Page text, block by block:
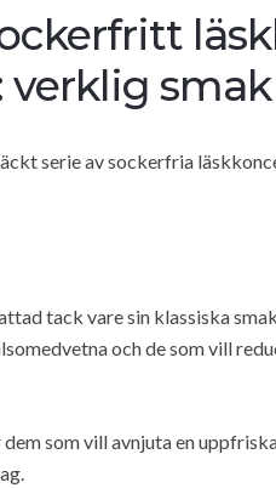
verklig
serie av sockerfria
tack vare sin klassiska
och de som vill
som vill avnjuta en